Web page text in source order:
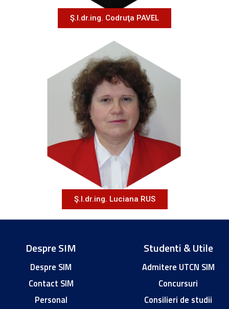
Ş.l.dr.ing. Codruţa PAVEL
Ş.l.dr.ing. Luciana RUS
Despre SIM
Despre SIM
Contact SIM
Personal
Studenti & Utile
Admitere UTCN SIM
Concursuri
Consilieri de studii